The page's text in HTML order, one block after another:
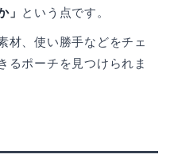
」 という点です。
材、使い勝手などをチェ
るポーチを見つけられま